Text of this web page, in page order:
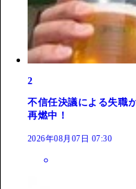
2
不信任決議による失職
再燃中！
2026年08月07日 07:30